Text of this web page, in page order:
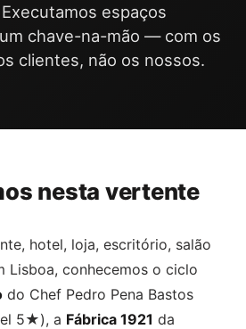
espaços
chave-na-mão — com os
clientes, não os nossos.
nesta vertente
hotel, loja, escritório, salão
Lisboa, conhecemos o ciclo
do Chef Pedro Pena Bastos
5★), a Fábrica 1921 da